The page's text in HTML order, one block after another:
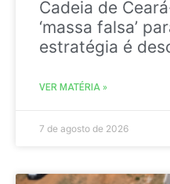
Cadeia de
‘massa falsa’
estratégia é
VER MATÉRIA »
7 de agosto de 2026